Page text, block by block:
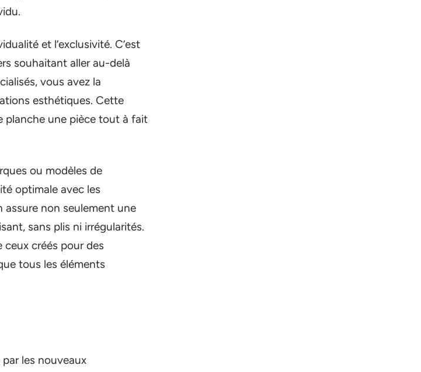
et l’exclusivité. C’est
souhaitant aller au-delà
vous avez la
esthétiques. Cette
planche une pièce tout à fait
ou modèles de
optimale avec les
non seulement une
sans plis ni irrégularités.
créés pour des
tous les éléments
les nouveaux